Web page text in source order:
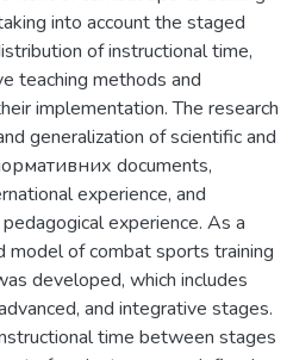
into account the staged
of instructional time,
teaching methods and
implementation. The research
generalization of scientific and
documents,
experience, and
experience. As a
model of combat sports training
developed, which includes
and integrative stages.
time between stages